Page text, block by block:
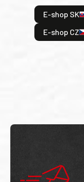
E-shop SK
E-shop CZ